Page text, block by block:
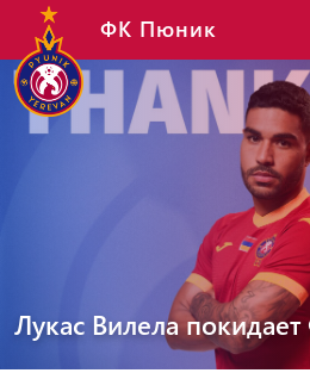
ФК Пюник
Лукас Вилела